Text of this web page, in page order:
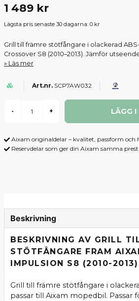
1 489 kr
Lägsta pris senaste 30 dagarna: 0 kr
Grill till främre stötfångare i olackerad
Crossover S8 (2010–2013). Jämför
Läs mer
SCP7AW032
- + LÄGG I
Aixam originaldelar – kvalitet, passform och
Reservdelar som ger din Aixam samma
Beskrivning
BESKRIVNING AV GRILL
STÖTFÅNGARE FRAM
IMPULSION S8 (2010-2013)
Grill till främre stötfångare i
passar till Aixam mopedbil. Passar